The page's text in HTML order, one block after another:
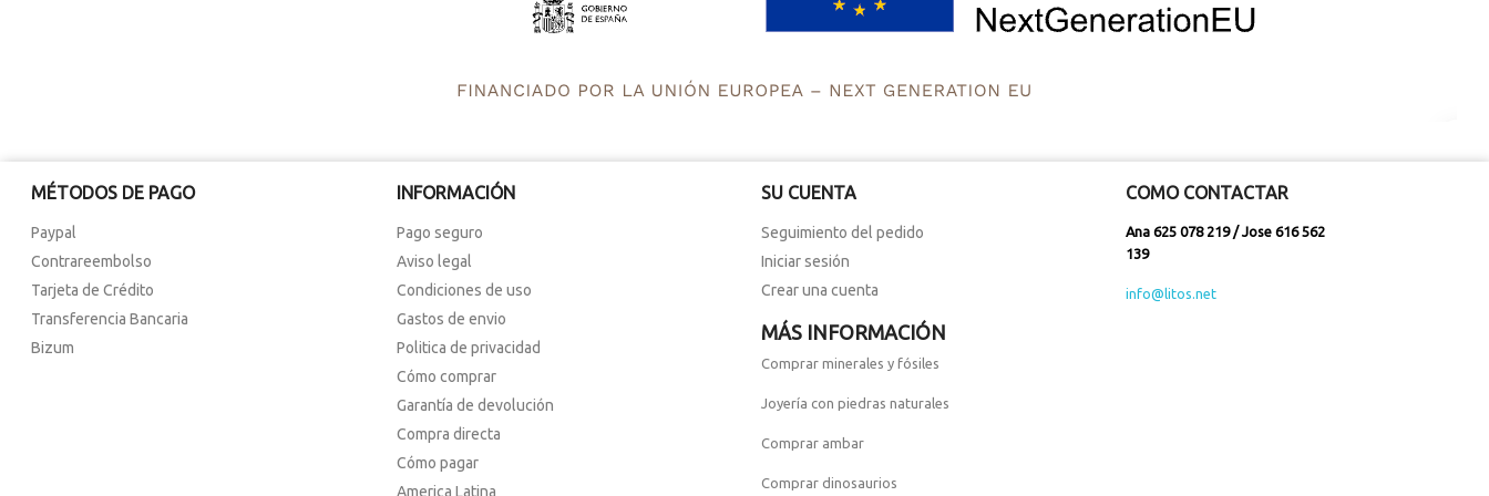
MÉTODOS DE PAGO
Paypal
Contrareembolso
Tarjeta de Crédito
Transferencia Bancaria
Bizum
INFORMACIÓN
Pago seguro
Aviso legal
Condiciones de uso
Gastos de envio
Politica de privacidad
Cómo comprar
Garantía de devolución
Compra directa
Cómo pagar
America Latina
SU CUENTA
Seguimiento del pedido
Iniciar sesión
Crear una cuenta
COMO CONTACTAR
Ana 625 078 219 / Jose 616 562
139
info@litos.net
MÁS INFORMACIÓN
Comprar minerales y fósiles
Joyería con piedras naturales
Comprar ambar
Comprar dinosaurios